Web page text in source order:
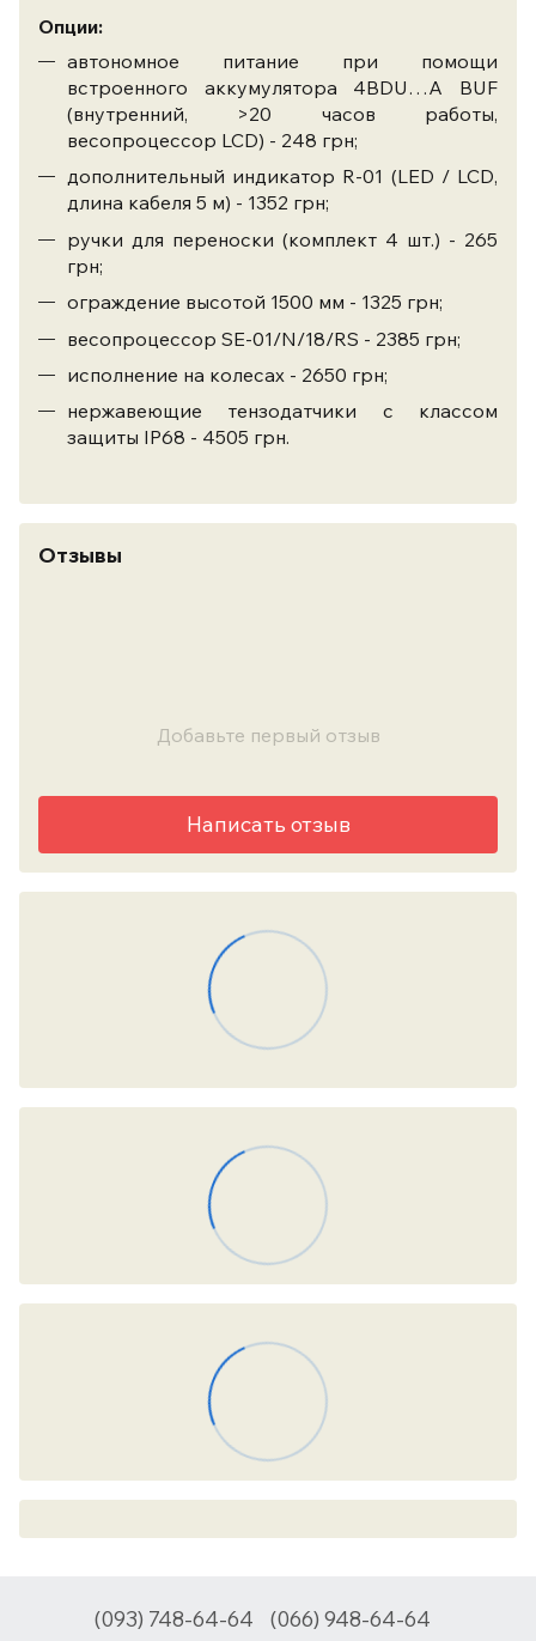
Опции:
автономное питание при помощи
встроенного аккумулятора 4BDU…A BUF
(внутренний, >20 часов работы,
весопроцессор LCD) - 248 грн;
дополнительный индикатор R-01 (LED / LCD,
длина кабеля 5 м) - 1352 грн;
ручки для переноски (комплект 4 шт.) - 265
грн;
ограждение высотой 1500 мм - 1325 грн;
весопроцессор SE-01/N/18/RS - 2385 грн;
исполнение на колесах - 2650 грн;
нержавеющие тензодатчики с классом
защиты IP68 - 4505 грн.
Отзывы
Добавьте первый отзыв
Написать отзыв
(093) 748-64-64 (066) 948-64-64